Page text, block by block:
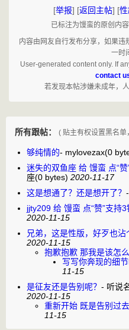
[举报] [返回主帖] [
已标注为馒蛮的原创内
内容由网友自行发布分享，如果违
一时
User-generated content only. If
contact
若发现本帖涉嫌未成年，
所有跟帖： ( 贴主有权设置黑名
够纯情的- mylovezax(0
迷失的双鱼座 给 馒蛮 点“赞
座(0 bytes) 2020-11-17
这是想通了？还是想开了？ -
jjty209 给 馒蛮 点“赞”支持3
2020-11-15
兄弟，这是性版，好歹也沾
2020-11-15
抱歉抱歉 那我是该怎么
写写你奔现的细
11-15
是征友还是告别呢？ - 听说
2020-11-15
重新开始 既是告别过
11-15